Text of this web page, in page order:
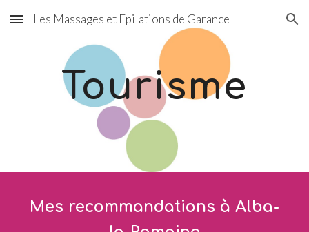
Skip to main content Skip to navigation
Les Massages et Epilations de Garance
Tourisme
Mes recommandations à Alba-